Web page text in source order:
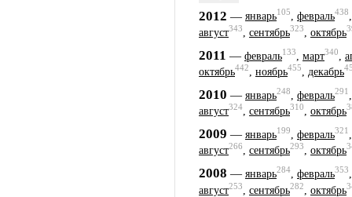
2012 — январь105, февраль438
август343, сентябрь323, октябрь
2011 — февраль133 март340
октябрь442, ноябрь455, декабрь
2010 — январь248 февраль291
август324, сентябрь310, октябрь
2009 — январь199 февраль321
август266, сентябрь293, октябрь
2008 — январь284 февраль353
август253 сентябрь282 октябрь